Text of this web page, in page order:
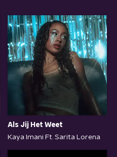
Als Jij Het Weet
Kaya Imani Ft. Sarita Lorena